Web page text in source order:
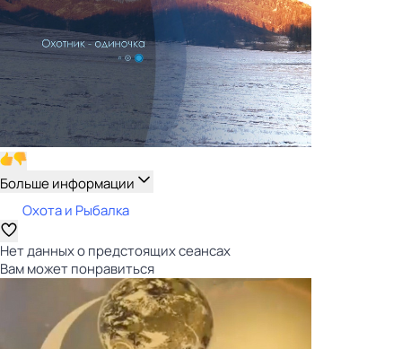
Больше информации
Охота и Рыбалка
Нет данных о предстоящих сеансах
Вам может понравиться